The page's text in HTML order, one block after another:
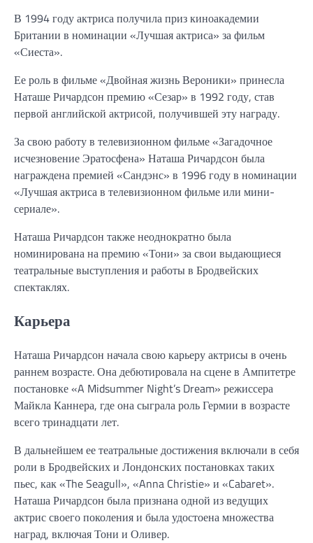
В 1994 году актриса получила приз киноакадемии
Британии в номинации «Лучшая актриса» за фильм
«Сиеста».
Ее роль в фильме «Двойная жизнь Вероники» принесла
Наташе Ричардсон премию «Сезар» в 1992 году, став
первой английской актрисой, получившей эту награду.
За свою работу в телевизионном фильме «Загадочное
исчезновение Эратосфена» Наташа Ричардсон была
награждена премией «Сандэнс» в 1996 году в номинации
«Лучшая актриса в телевизионном фильме или мини-
сериале».
Наташа Ричардсон также неоднократно была
номинирована на премию «Тони» за свои выдающиеся
театральные выступления и работы в Бродвейских
спектаклях.
Карьера
Наташа Ричардсон начала свою карьеру актрисы в очень
раннем возрасте. Она дебютировала на сцене в Ампитетре
постановке «A Midsummer Night’s Dream» режиссера
Майкла Каннера, где она сыграла роль Гермии в возрасте
всего тринадцати лет.
В дальнейшем ее театральные достижения включали в себя
роли в Бродвейских и Лондонских постановках таких
пьес, как «The Seagull», «Anna Christie» и «Cabaret».
Наташа Ричардсон была признана одной из ведущих
актрис своего поколения и была удостоена множества
наград, включая Тони и Оливер.